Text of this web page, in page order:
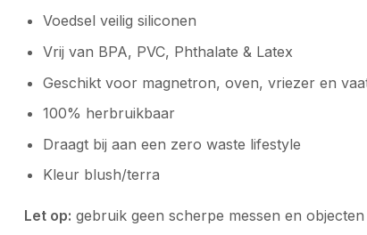
Voedsel veilig siliconen
Vrij van BPA, PVC, Phthalate & Latex
Geschikt voor magnetron, oven, vriezer en
100% herbruikbaar
Draagt bij aan een zero waste lifestyle
Kleur blush/terra
Let op: gebruik geen scherpe messen en